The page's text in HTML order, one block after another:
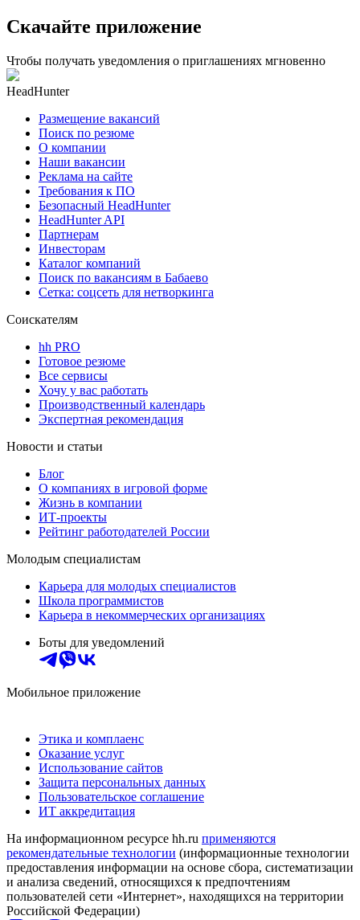
Скачайте приложение
Чтобы получать уведомления о приглашениях мгновенно
HeadHunter
Размещение вакансий
Поиск по резюме
О компании
Наши вакансии
Реклама на сайте
Требования к ПО
Безопасный HeadHunter
HeadHunter API
Партнерам
Инвесторам
Каталог компаний
Поиск по вакансиям в Бабаево
Сетка: соцсеть для нетворкинга
Соискателям
hh PRO
Готовое резюме
Все сервисы
Хочу у вас работать
Производственный календарь
Экспертная рекомендация
Новости и статьи
Блог
О компаниях в игровой форме
Жизнь в компании
ИТ-проекты
Рейтинг работодателей России
Молодым специалистам
Карьера для молодых специалистов
Школа программистов
Карьера в некоммерческих организациях
Боты для уведомлений
Мобильное приложение
Этика и комплаенс
Оказание услуг
Использование сайтов
Защита персональных данных
Пользовательское соглашение
ИТ аккредитация
На информационном ресурсе hh.ru применяются
рекомендательные технологии (информационные технологии
предоставления информации на основе сбора, систематизации
и анализа сведений, относящихся к предпочтениям
пользователей сети «Интернет», находящихся на территории
Российской Федерации)